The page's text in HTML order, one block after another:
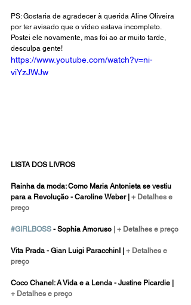
PS: Gostaria de agradecer à querida Aline Oliveira
por ter avisado que o vídeo estava incompleto.
Postei ele novamente, mas foi ao ar muito tarde,
desculpa gente!
https://www.youtube.com/watch?v=ni-
viYzJWJw
LISTA DOS LIVROS
Rainha da moda: Como Maria Antonieta se vestiu
para a Revolução - Caroline Weber | + Detalhes e
preço
#GIRLBOSS - Sophia Amoruso + Detalhes e preço
Vita Prada - Gian Luigi ParacchinI |
+ Detalhes e
preço
Coco Chanel: A Vida e a Lenda - Justine Picardie |
+ Detalhes e preço